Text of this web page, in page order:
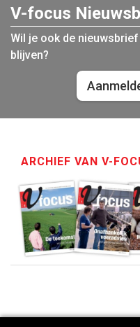
V-focus
Wil je ook de
blijven?
ARCHIEF VAN V-